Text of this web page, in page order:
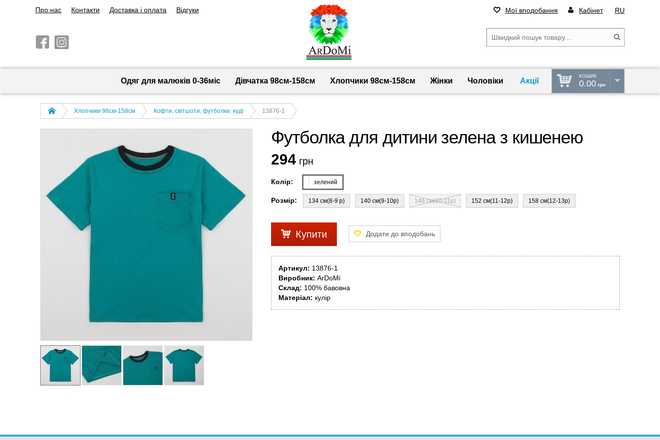
Про нас Контакти Доставка і оплата Відгуки Мої вподобання Кабінет RU
Одяг для малюків 0-36міс Дівчатка 98cм-158см Хлопчики 98см-158см Жінки Чоловіки Акції
КОШИК
0.00 грн
Хлопчики 98см-158см Кофти, світшоти, футболки, худі 13876-1
Футболка для дитини зелена з кишенею
294 грн
Колір: зелений
Розмір: 134 см(8-9 р) 140 см(9-10р) 146 см(10-11р) 152 см(11-12р) 158 см(12-13р)
Купити
Артикул: 13876-1
Виробник: ArDoMi
Склад: 100% бавовна
Матеріал: кулір